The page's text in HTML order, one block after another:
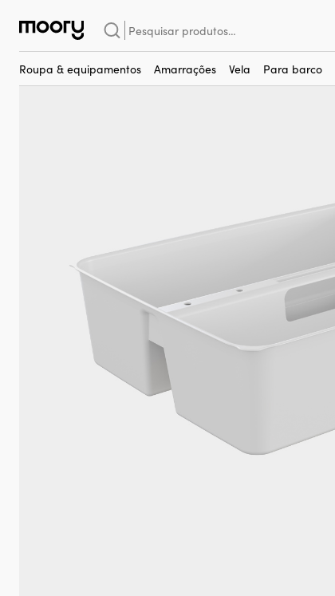
Pesquisar
por:
Roupa & equipamentos Amarrações Vela Para barco